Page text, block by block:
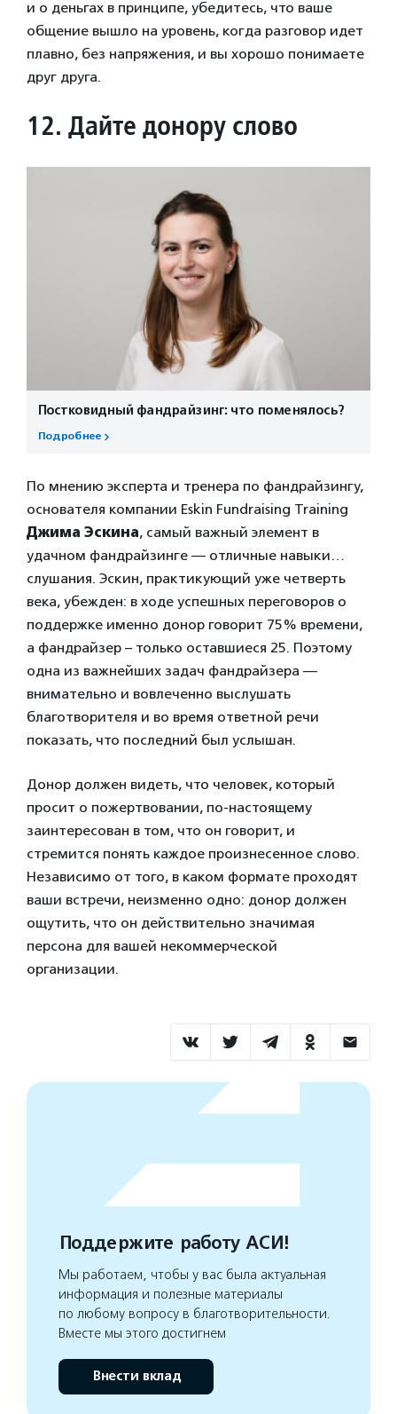
и о деньгах в принципе, убедитесь, что ваше
общение вышло на уровень, когда разговор идет
плавно, без напряжения, и вы хорошо понимаете
друг друга.
12. Дайте донору слово
Постковидный фандрайзинг: что поменялось?
Подробнее
По мнению эксперта и тренера по фандрайзингу,
основателя компании Eskin Fundraising Training
Джима Эскина, самый важный элемент в
удачном фандрайзинге — отличные навыки…
слушания. Эскин, практикующий уже четверть
века, убежден: в ходе успешных переговоров о
поддержке именно донор говорит 75% времени,
а фандрайзер – только оставшиеся 25. Поэтому
одна из важнейших задач фандрайзера —
внимательно и вовлеченно выслушать
благотворителя и во время ответной речи
показать, что последний был услышан.
Донор должен видеть, что человек, который
просит о пожертвовании, по-настоящему
заинтересован в том, что он говорит, и
стремится понять каждое произнесенное слово.
Независимо от того, в каком формате проходят
ваши встречи, неизменно одно: донор должен
ощутить, что он действительно значимая
персона для вашей некоммерческой
организации.
Поддержите работу АСИ!
Мы работаем, чтобы у вас была актуальная
информация и полезные материалы
по любому вопросу в благотворительности.
Вместе мы этого достигнем
Внести вклад